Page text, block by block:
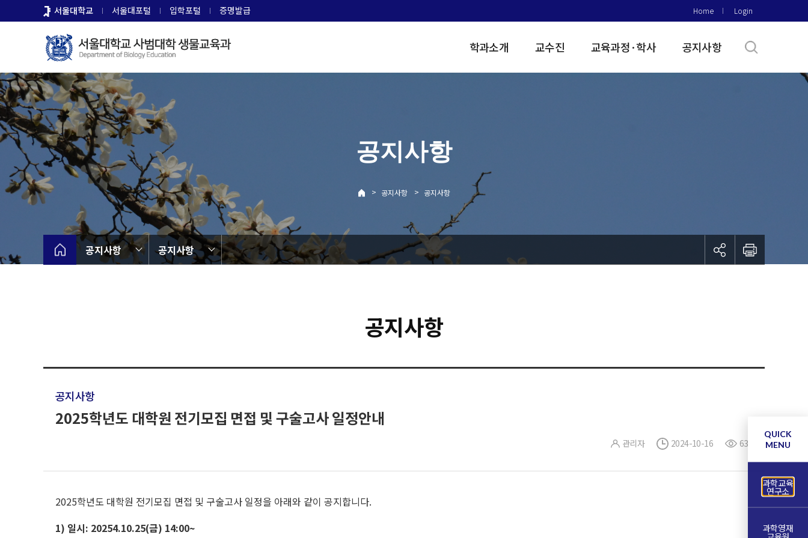
로
뉴
서울대학교 서울대포털 입학포털 증명발급 Home Login
학과소개 교수진 교육과정·학사 공지사항
공지사항
> 공지사항 > 공지사항
공지사항 공지사항
공지사항
공지사항
2025학년도 대학원 전기모집 면접 및 구술고사 일정안내
관리자 2024-10-16 637
2025학년도 대학원 전기모집 면접 및 구술고사 일정을 아래와 같이 공지합니다.
1) 일시: 20254.10.25(금) 14:00~
QUICK
MENU
과학교육
연구소
과학영재